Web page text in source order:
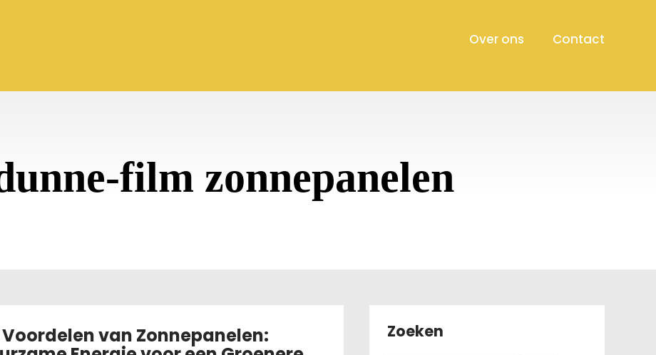
Over ons Contact
film zonnepanelen
Voordelen van Zonnepanelen: Zoeken